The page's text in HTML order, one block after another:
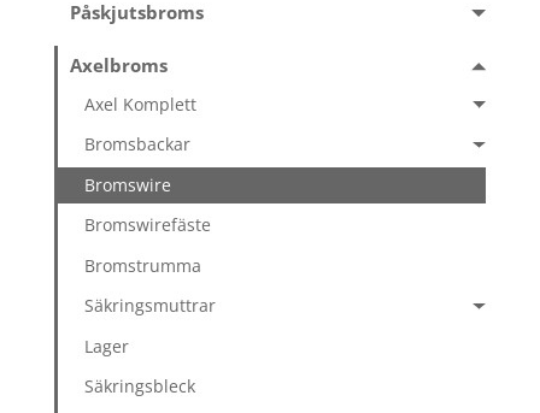
Påskjutsbroms
Axelbroms
Axel Komplett
Bromsbackar
Bromswire
Bromswirefäste
Bromstrumma
Säkringsmuttrar
Lager
Säkringsbleck